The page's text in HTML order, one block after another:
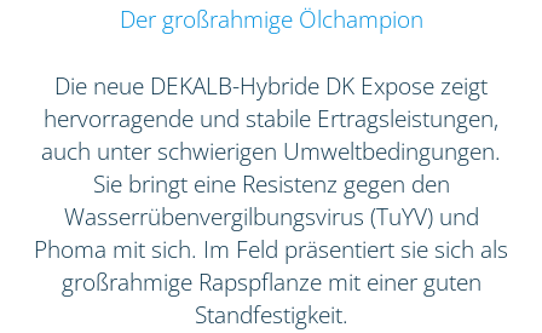
Der großrahmige Ölchampion
Die neue DEKALB-Hybride DK Expose zeigt
hervorragende und stabile Ertragsleistungen,
auch unter schwierigen Umweltbedingungen.
Sie bringt eine Resistenz gegen den
Wasserrübenvergilbungsvirus (TuYV) und
Phoma mit sich. Im Feld präsentiert sie sich als
großrahmige Rapspflanze mit einer guten
Standfestigkeit.